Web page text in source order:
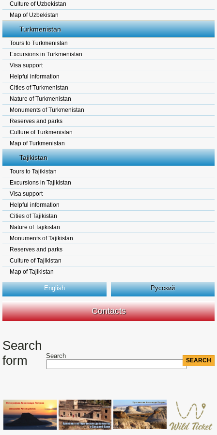
Culture of Uzbekistan
Map of Uzbekistan
Turkmenistan
Tours to Turkmenistan
Excursions in Turkmenistan
Visa support
Helpful information
Cities of Turkmenistan
Nature of Turkmenistan
Monuments of Turkmenistan
Reserves and parks
Culture of Turkmenistan
Map of Turkmenistan
Tajikistan
Tours to Tajikistan
Excursions in Tajikistan
Visa support
Helpful information
Cities of Tajikistan
Nature of Tajikistan
Monuments of Tajikistan
Reserves and parks
Culture of Tajikistan
Map of Tajikistan
English Русский
Contacts
Search
form
Search